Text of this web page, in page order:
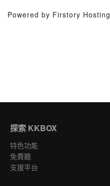
Powered by Firstory Hosting
探索 KKBOX
特色功能
免費聽
支援平台